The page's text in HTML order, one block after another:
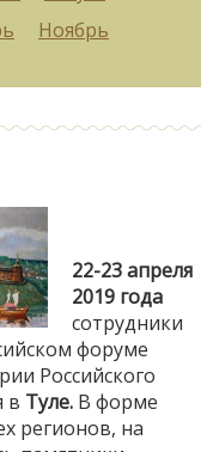
Ноябрь
22-23 апреля
2019 года
сотрудники
форуме
Российского
в Туле. В форме
регионов, на